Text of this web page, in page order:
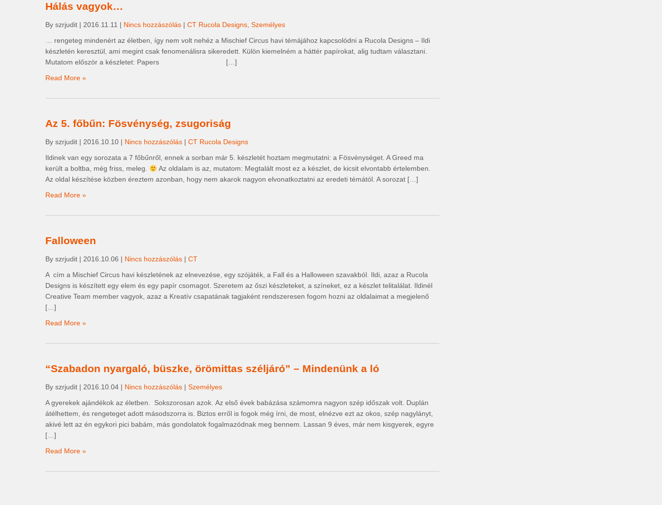
Hálás vagyok…
By szrjudit | 2016.11.11 | Nincs hozzászólás | CT Rucola Designs, Személyes
… rengeteg mindenért az életben, így nem volt nehéz a Mischief Circus havi témájához kapcsolódni a Rucola Designs – Ildi
készletén keresztül, ami megint csak fenomenálisra sikeredett. Külön kiemelném a háttér papírokat, alig tudtam választani.
Mutatom először a készletet: Papers […]
Read More »
Az 5. főbűn: Fösvénység, zsugoriság
By szrjudit | 2016.10.10 | Nincs hozzászólás | CT Rucola Designs
Ildinek van egy sorozata a 7 főbűnről, ennek a sorban már 5. készletét hoztam megmutatni: a Fösvénységet. A Greed ma
került a boltba, még friss, meleg.
Az oldalam is az, mutatom: Megtalált most ez a készlet, de kicsit elvontabb értelemben.
Az oldal készítése közben éreztem azonban, hogy nem akarok nagyon elvonatkoztatni az eredeti témától. A sorozat […]
Read More »
Falloween
By szrjudit | 2016.10.06 | Nincs hozzászólás | CT
A cím a Mischief Circus havi készletének az elnevezése, egy szójáték, a Fall és a Halloween szavakból. Ildi, azaz a Rucola
Designs is készített egy elem és egy papír csomagot. Szeretem az őszi készleteket, a színeket, ez a készlet telitalálat. Ildinél
Creative Team member vagyok, azaz a Kreatív csapatának tagjaként rendszeresen fogom hozni az oldalaimat a megjelenő
[…]
Read More »
“Szabadon nyargaló, büszke, örömittas széljáró” – Mindenünk a ló
By szrjudit | 2016.10.04 | Nincs hozzászólás | Személyes
A gyerekek ajándékok az életben. Sokszorosan azok. Az első évek babázása számomra nagyon szép időszak volt. Duplán
átélhettem, és rengeteget adott másodszorra is. Biztos erről is fogok még írni, de most, elnézve ezt az okos, szép nagylányt,
akivé lett az én egykori pici babám, más gondolatok fogalmazódnak meg bennem. Lassan 9 éves, már nem kisgyerek, egyre
[…]
Read More »